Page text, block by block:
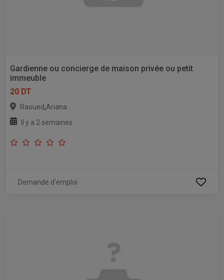
Gardienne ou concierge de maison privée ou petit
immeuble
20 DT
Raoued,Ariana
Il y a 2 semaines
Demande d'emploi